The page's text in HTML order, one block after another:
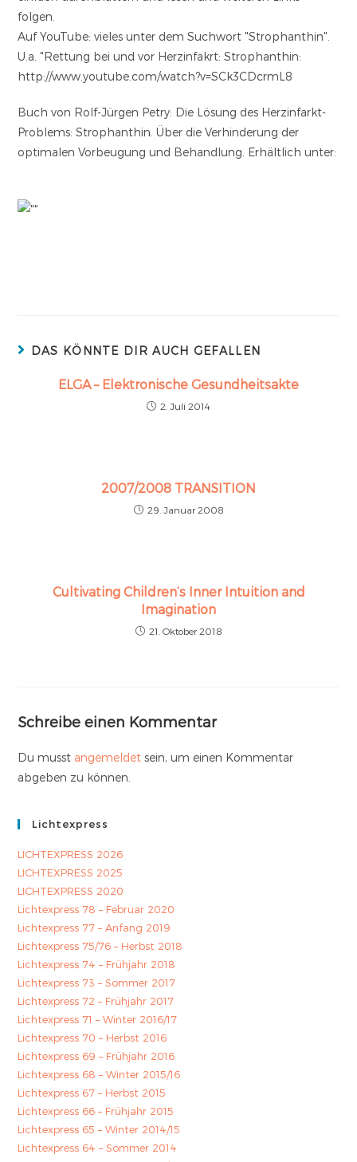
folgen.
Auf YouTube: vieles unter dem Suchwort "Strophanthin".
U.a. "Rettung bei und vor Herzinfakrt: Strophanthin:
http://www.youtube.com/watch?v=SCk3CDcrmL8
Buch von Rolf-Jürgen Petry: Die Lösung des Herzinfarkt-
Problems: Strophanthin. Über die Verhinderung der
optimalen Vorbeugung und Behandlung. Erhältlich unter:
DAS KÖNNTE DIR AUCH GEFALLEN
ELGA – Elektronische Gesundheitsakte
2. Juli 2014
2007/2008 TRANSITION
29. Januar 2008
Cultivating Children’s Inner Intuition and
Imagination
21. Oktober 2018
Schreibe einen Kommentar
Du musst angemeldet sein, um einen Kommentar
abgeben zu können.
Lichtexpress
LICHTEXPRESS 2026
LICHTEXPRESS 2025
LICHTEXPRESS 2020
Lichtexpress 78 – Februar 2020
Lichtexpress 77 – Anfang 2019
Lichtexpress 75/76 – Herbst 2018
Lichtexpress 74 – Frühjahr 2018
Lichtexpress 73 – Sommer 2017
Lichtexpress 72 – Frühjahr 2017
Lichtexpress 71 – Winter 2016/17
Lichtexpress 70 – Herbst 2016
Lichtexpress 69 – Frühjahr 2016
Lichtexpress 68 – Winter 2015/16
Lichtexpress 67 – Herbst 2015
Lichtexpress 66 – Frühjahr 2015
Lichtexpress 65 – Winter 2014/15
Lichtexpress 64 – Sommer 2014